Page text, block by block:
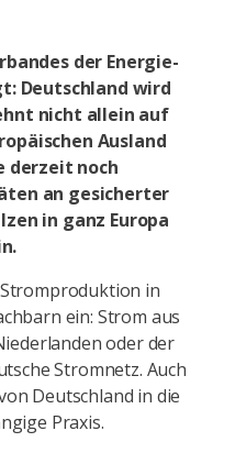
der Energie-
Deutschland wird
nicht allein auf
Ausland
derzeit noch
an gesicherter
in ganz Europa
in
ein: Strom aus
oder der
Stromnetz. Auch
Deutschland in die
Praxis.